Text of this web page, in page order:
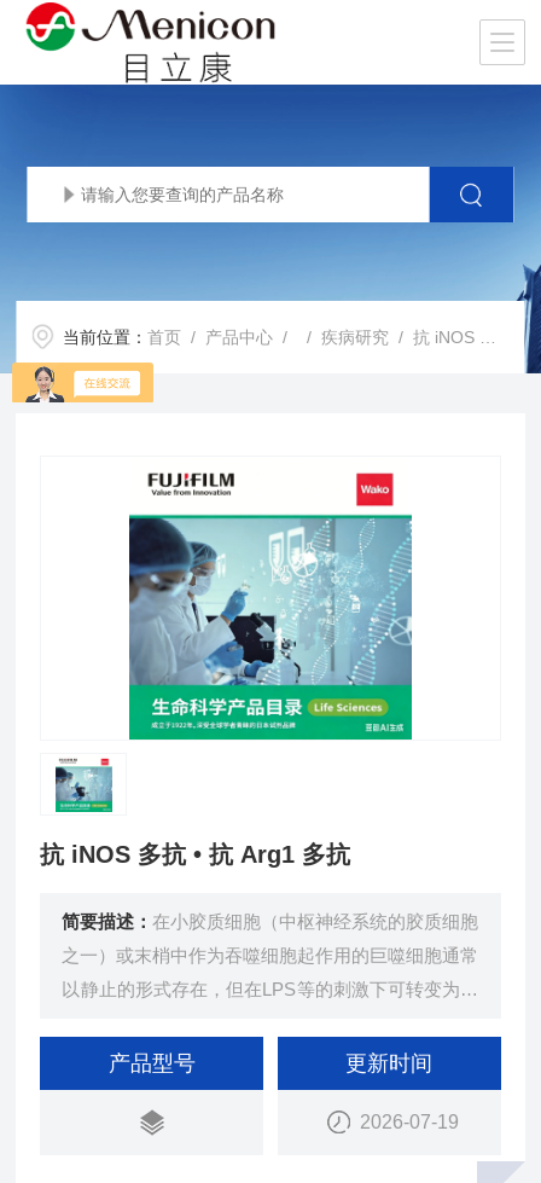
当前位置：首页 / 产品中心 / /疾病研究 / 抗 iNOS 多抗 • 抗 Arg1 多抗
抗 iNOS 多抗 • 抗 Arg1 多抗
简要描述：在小胶质细胞（中枢神经系统的胶质细胞
之一）或末梢中作为吞噬细胞起作用的巨噬细胞通常
以静止的形式存在，但在LPS等的刺激下可转变为活
细胞/巨噬细胞分为伤害性（M1型）和保护性（M2
型）两种，每种都参与了免疫功能1）。
产品型号 更新时间
2026-07-19